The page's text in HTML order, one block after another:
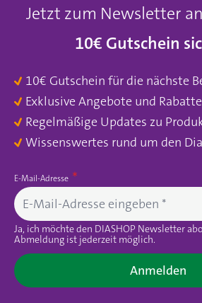
Jetzt zum Newsletter
10€ Gutschein
10€ Gutschein für die nächste
Exklusive Angebote und Rabatte
Regelmäßige Updates zu
Wissenswertes rund um den
E-Mail-Adresse
Ja, ich möchte den DIASHOP Newsletter
Abmeldung ist jederzeit möglich.
Anmelden